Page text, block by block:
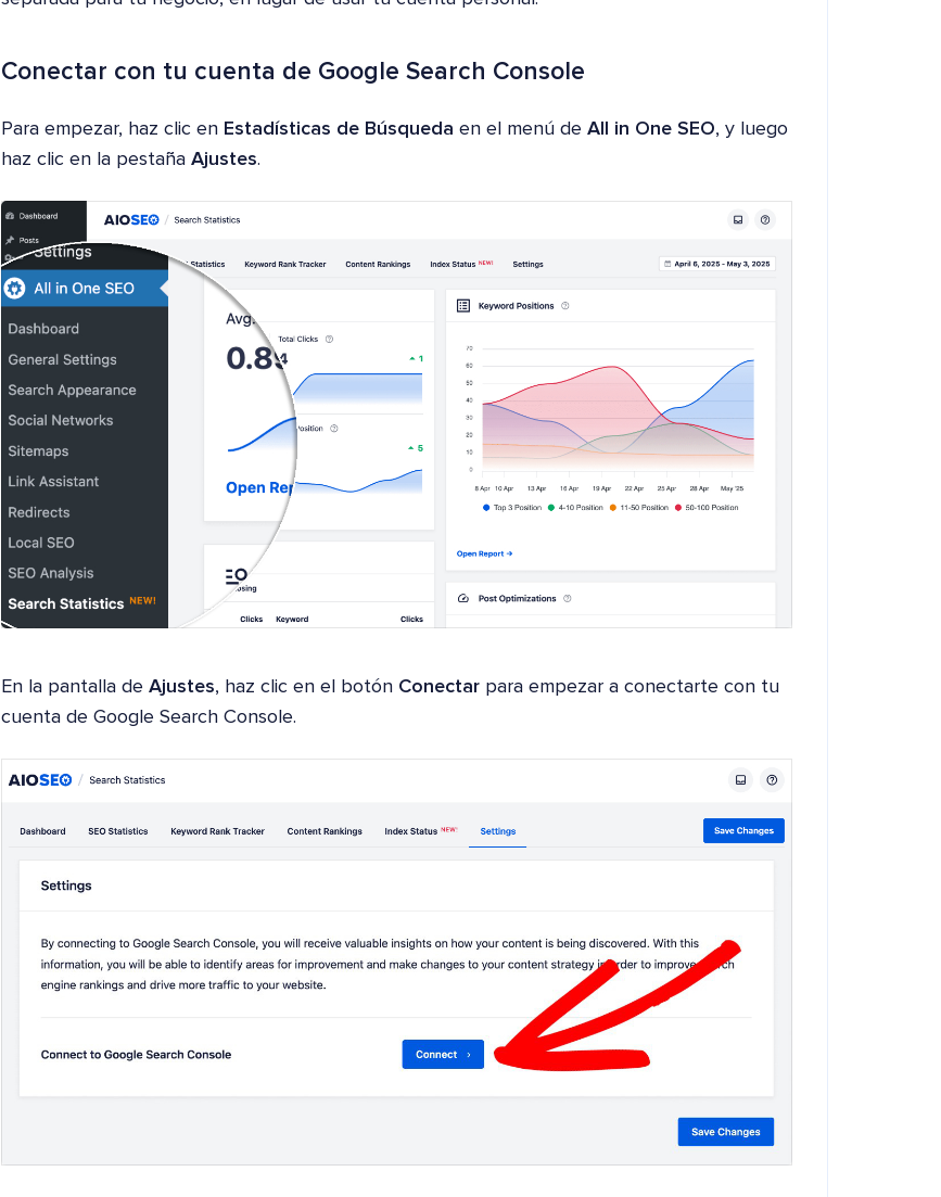
Conectar con tu cuenta de Google Search Console
Para empezar, haz clic en Estadísticas de Búsqueda en el menú de All in One SEO, y luego
haz clic en la pestaña Ajustes.
En la pantalla de Ajustes, haz clic en el botón Conectar para empezar a conectarte con tu
cuenta de Google Search Console.